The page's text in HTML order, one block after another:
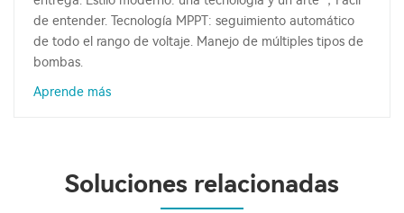
de entender. Tecnología MPPT: seguimiento automático
de todo el rango de voltaje. Manejo de múltiples tipos de
bombas.
Aprende más
Soluciones relacionadas